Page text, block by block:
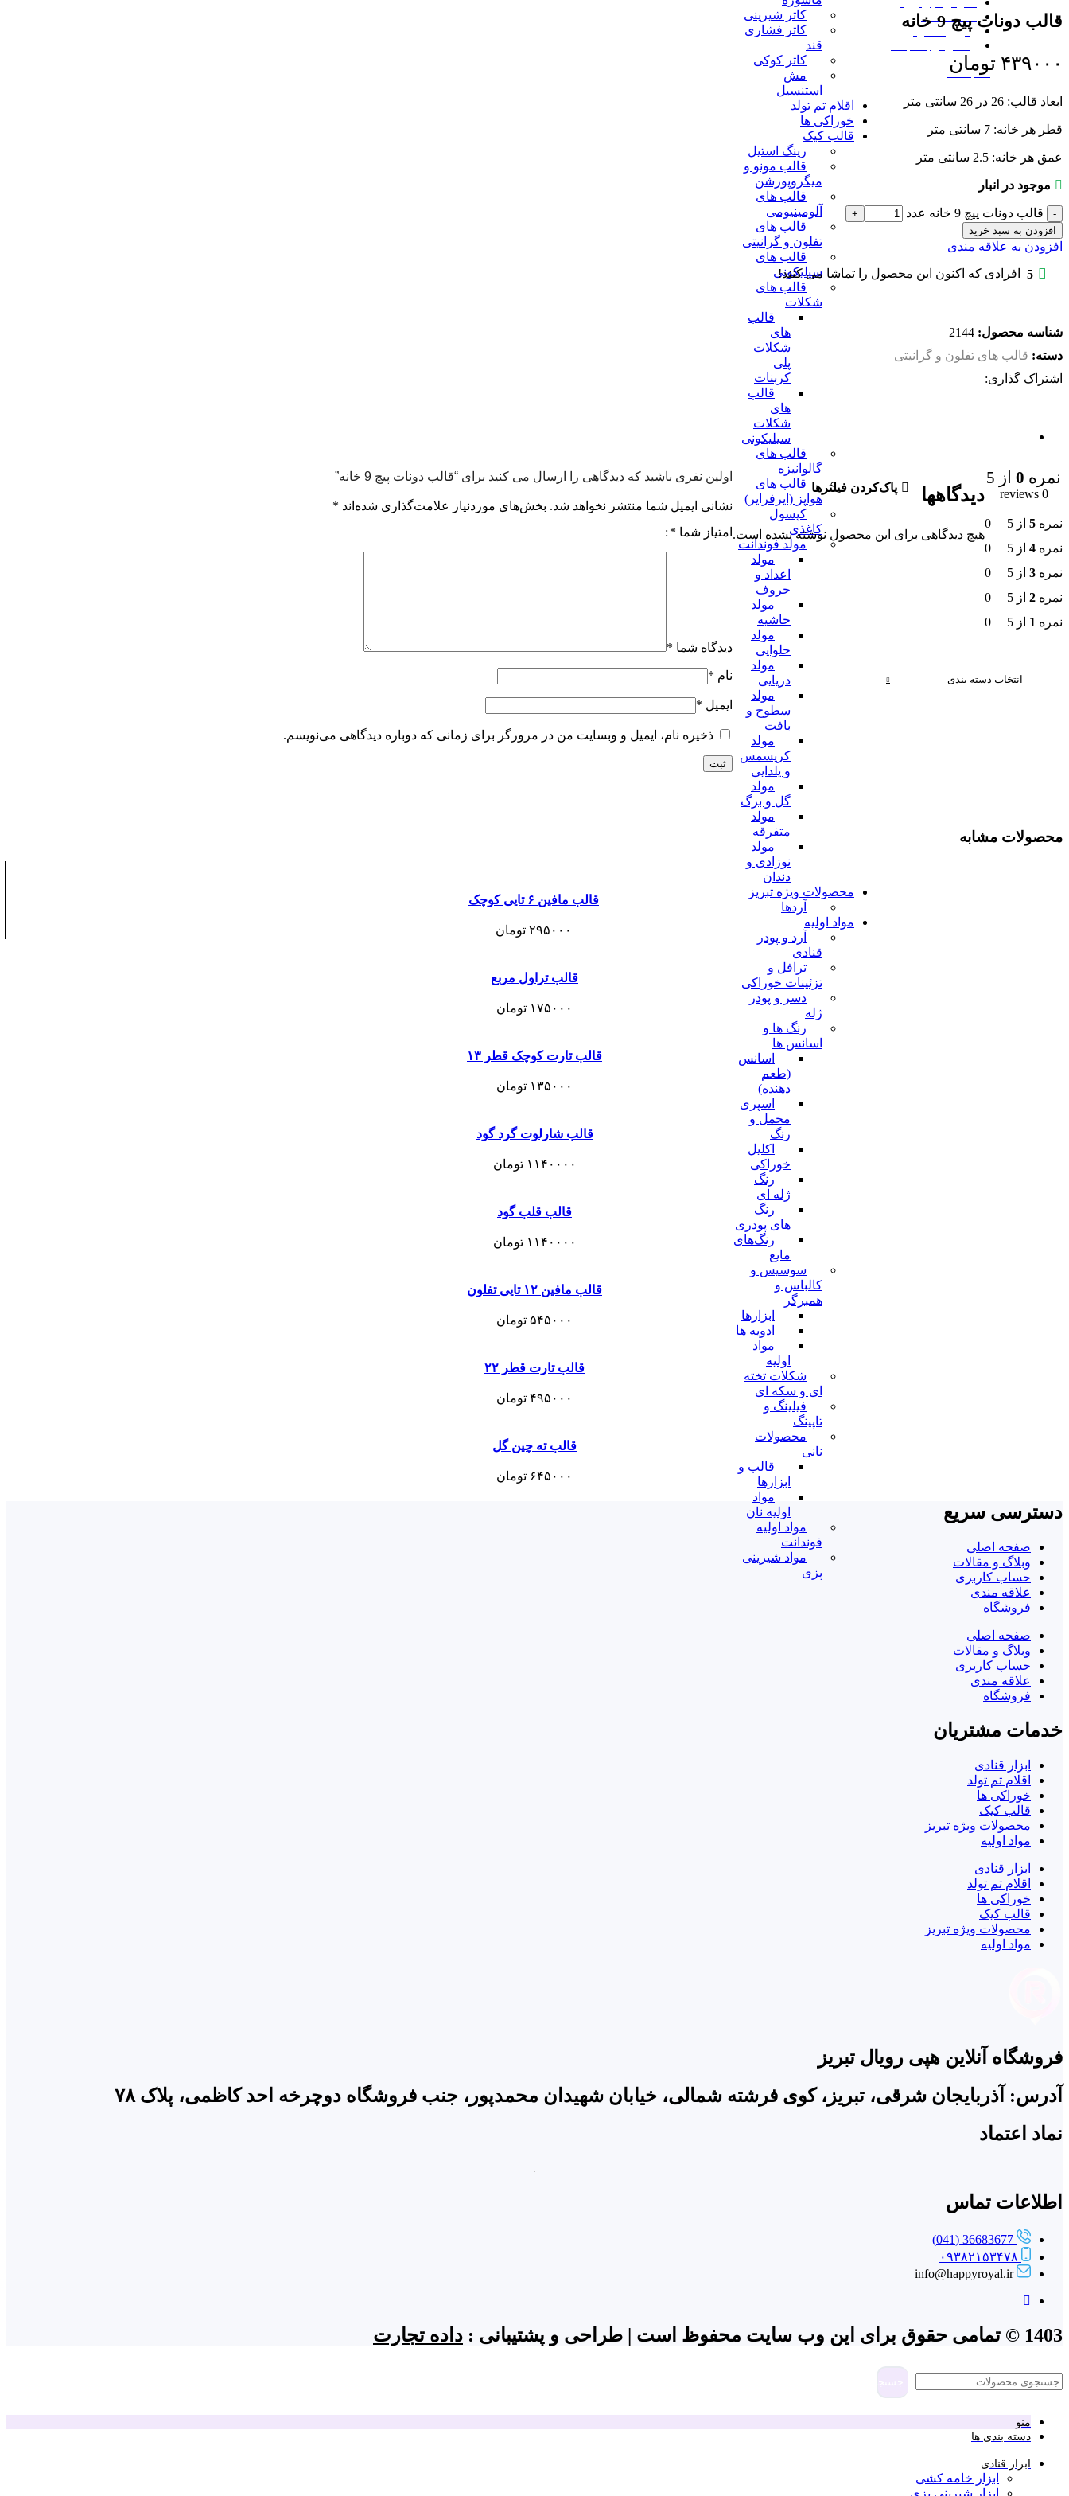
انتخاب دسته بندی
کاتر شیرینی
کاتر فشاری
قند
کاتر کوکی
مش
استنسیل
اقلام تم تولد
خوراکی ها
قالب کیک
رینگ استیل
قالب مونو و
میگروپورشن
قالب های
آلومینیومی
قالب های
تفلون و گرانیتی
قالب های
سیلیکونی
قالب های
شکلات
قالب
های
شکلات
پلی
کربنات
قالب
های
شکلات
سیلیکونی
قالب های
گالوانیزه
قالب های
هواپز (ایرفرایر)
کپسول
کاغذی
مولد فوندانت
مولد
اعداد و
حروف
مولد
حاشیه
مولد
حلوایی
مولد
دریایی
مولد
سطوح و
بافت
مولد
کریسمس
و یلدایی
مولد
گل و برگ
مولد
متفرقه
مولد
نوزادی و
دندان
محصولات ویژه تبریز
آردها
مواد اولیه
آرد و پودر
قنادی
ترافل و
تزئینات خوراکی
دسر و پودر
ژله
رنگ ها و
اسانس ها
اسانس
(طعم
دهنده)
اسپری
مخمل و
رنگ
اکلیل
خوراکی
رنگ
ژله ای
رنگ
های پودری
رنگ‌های
مایع
سوسیس و
کالباس و
همبرگر
ابزارها
ادویه ها
مواد
اولیه
شکلات تخته
ای و سکه ای
فیلینگ و
تاپینگ
محصولات
نانی
قالب و
ابزارها
مواد
اولیه نان
مواد اولیه
فوندانت
مواد شیرینی
پزی
مقالات مفید
پیگیری سفارش
ورود / ثبت نام
قالب دونات پیچ 9 خانه
۴۳۹۰۰۰ تومان
ابعاد قالب: 26 در 26 سانتی متر
قطر هر خانه: 7 سانتی متر
عمق هر خانه: 2.5 سانتی متر
موجود در انبار
قالب دونات پیچ 9 خانه عدد
افزودن به سبد خرید
افزودن به علاقه مندی
5 افرادی که اکنون این محصول را تماشا می کنند!
شناسه محصول: 2144
دسته: قالب های تفلون و گرانیتی
اشتراک گذاری:
نمره 0 از 5
0 reviews
نمره 5 از 5
0
نمره 4 از 5
0
نمره 3 از 5
0
نمره 2 از 5
0
نمره 1 از 5 0
دیدگاهها پاک‌کردن فیلترها
هیچ دیدگاهی برای این محصول نوشته نشده است.
اولین نفری باشید که دیدگاهی را ارسال می کنید برای “قالب دونات پیچ 9 خانه”
نشانی ایمیل شما منتشر نخواهد شد. بخش‌های موردنیاز علامت‌گذاری شده‌اند *
امتیاز شما *
دیدگاه شما *
نام *
ایمیل *
ذخیره نام، ایمیل و وبسایت من در مرورگر برای زمانی که دوباره دیدگاهی می‌نویسم.
محصولات مشابه
قالب مافین ۶ تایی کوچک
۲۹۵۰۰۰ تومان
قالب تراول مربع
۱۷۵۰۰۰ تومان
قالب تارت کوچک قطر ۱۳
۱۳۵۰۰۰ تومان
قالب شارلوت گرد گود
۱۱۴۰۰۰۰ تومان
قالب قلب گود
۱۱۴۰۰۰۰ تومان
قالب مافین ۱۲ تایی تفلون
۵۴۵۰۰۰ تومان
قالب تارت قطر ۲۲
۴۹۵۰۰۰ تومان
قالب ته چین گل
۶۴۵۰۰۰ تومان
دسترسی سریع
صفحه اصلی
وبلاگ و مقالات
حساب کاربری
علاقه مندی
فروشگاه
صفحه اصلی
وبلاگ و مقالات
حساب کاربری
علاقه مندی
فروشگاه
خدمات مشتریان
ابزار قنادی
اقلام تم تولد
خوراکی ها
قالب کیک
محصولات ویژه تبریز
مواد اولیه
ابزار قنادی
اقلام تم تولد
خوراکی ها
قالب کیک
محصولات ویژه تبریز
مواد اولیه
فروشگاه آنلاین هپی رویال تبریز
آدرس: آذربایجان شرقی، تبریز، کوی فرشته شمالی، خیابان شهیدان محمدپور، جنب فروشگاه دوچرخه احد کاظمی، پلاک ۷۸
نماد اعتماد
اطلاعات تماس
36683677 (041)
۰۹۳۸۲۱۵۳۴۷۸
info@happyroyal.ir
1403 © تمامی حقوق برای این وب سایت محفوظ است | طراحی و پشتیبانی : داده تجارت
منو
دسته بندی ها
ابزار قنادی
ابزار خامه کشی
ابزار شیرینی پزی